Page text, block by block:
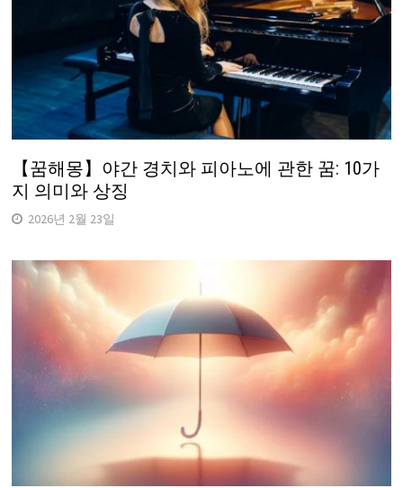
【꿈해몽】야간 경치와 피아노에 관한 꿈: 10가
지 의미와 상징
2026년 2월 23일